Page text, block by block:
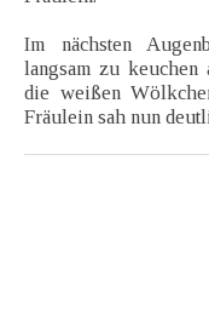
Im nächsten
langsam zu keuchen
die weißen
Fräulein sah nun